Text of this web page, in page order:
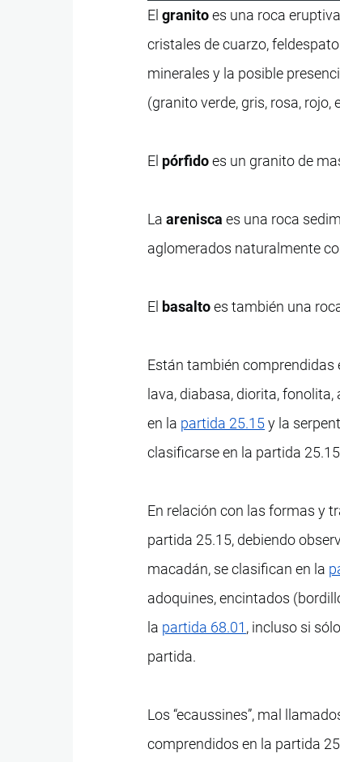
Elgranitoes una roca
cristales de cuarzo,
minerales y la posible
(granito verde, gris, rosa, rojo,
El pórfidoes un granito de
Laarenisca es una roca
aglomerados naturalmente
El basaltoes también una
Están también comprendidas
lava, diabasa, diorita,
en la partida 25.15y la
clasificarse en la partida
En relación con las formas y
partida 25.15, debiendo
macadán, se clasifican en la
adoquines, encintados
la partida 68.01, incluso si
partida.
Los “ecaussines”, mal
comprendidos en la partida